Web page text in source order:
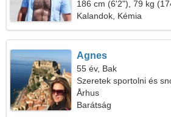
186 cm (6'2"), 79 kg
Kalandok, Kémia
Agnes
55 év, Bak
Szeretek sportolni és
Århus
Barátság